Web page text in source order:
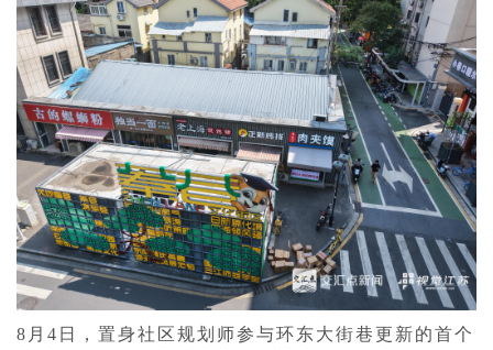
8月4日，置身社区规划师参与环东大街巷更新的首个